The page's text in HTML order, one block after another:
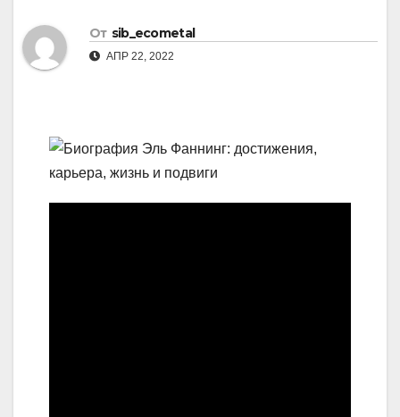
От sib_ecometal
АПР 22, 2022